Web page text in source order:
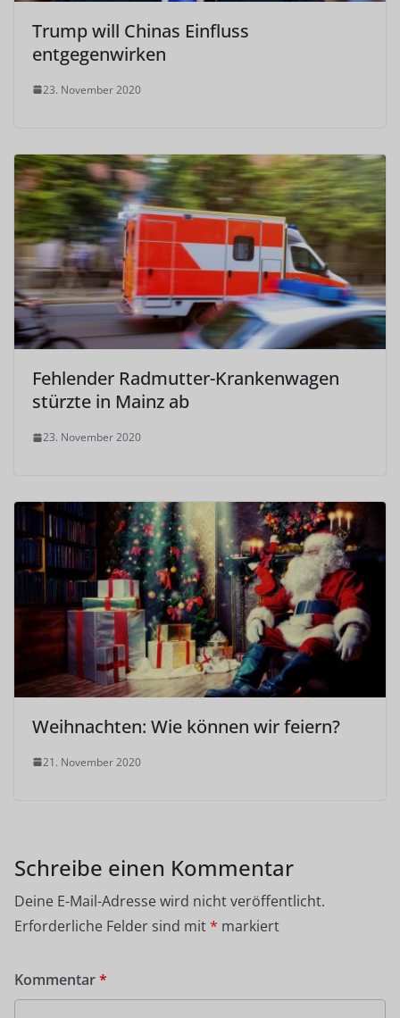
Trump will Chinas Einfluss
entgegenwirken
23. November 2020
Fehlender Radmutter-Krankenwagen
stürzte in Mainz ab
23. November 2020
Weihnachten: Wie können wir feiern?
21. November 2020
Schreibe einen Kommentar
Deine E-Mail-Adresse wird nicht veröffentlicht.
Erforderliche Felder sind mit* markiert
Kommentar*